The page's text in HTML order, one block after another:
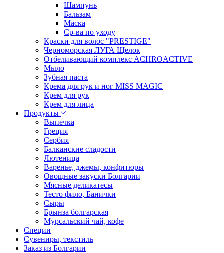
Шампунь
Бальзам
Маска
Ср-ва по уходу
Краски для волос "PRESTIGE"
Черноморская ЛУГА Щелок
Отбеливающий комплекс ACHROACTIVE
Мыло
Зубная паста
Крема для рук и ног MISS MAGIC
Крем для рук
Крем для лица
Продукты
Выпечка
Греция
Сербия
Балканские сладости
Лютеница
Варенье, джемы, конфитюры
Овощные закуски Болгарии
Мясные деликатесы
Тесто фило, Банички
Сыры
Брынза болгарская
Мурсальский чай, кофе
Специи
Сувениры, текстиль
Заказ из Болгарии